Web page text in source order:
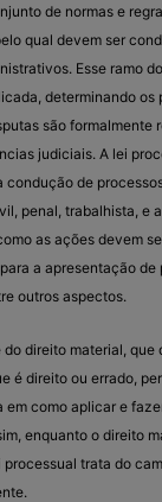
de normas e
qual devem ser
Esse ramo
determinando os
são formalmente
judiciais. A lei
condução de
penal, trabalhista, e
as ações devem
a apresentação de
outros aspectos.
direito material, que
é direito ou errado,
em como aplicar e
enquanto o direito
processual trata do